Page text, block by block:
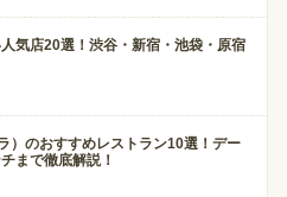
気店20選！渋谷・新宿・池袋・原宿
）のおすすめレストラン10選！デー
まで徹底解説！